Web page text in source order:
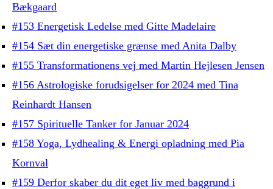
Bækgaard
#153 Energetisk Ledelse med Gitte Madelaire
#154 Sæt din energetiske grænse med Anita Dalby
#155 Transformationens vej med Martin Hejlesen Jensen
#156 Astrologiske forudsigelser for 2024 med Tina
Reinhardt Hansen
#157 Spirituelle Tanker for Januar 2024
#158 Yoga, Lydhealing & Energi opladning med Pia
Kornval
#159 Derfor skaber du dit eget liv med baggrund i